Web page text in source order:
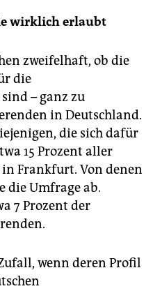
wirklich erlaubt
zweifelhaft, ob die
die
– ganz zu
in Deutschland.
die sich dafür
15 Prozent aller
Frankfurt. Von denen
die Umfrage ab.
7 Prozent der
wenn deren Profil